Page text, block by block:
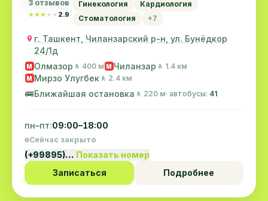
3 отзывов
★★★★★
★★★★★ 2.9
Гинекология
Кардиология
Стоматология
+7
г. Ташкент, Чиланзарский р-н, ул. Бунёдкор
24/1д
M Олмазор 🚶 400 м M Чиланзар 🚶 1.4 км
M Мирзо Улугбек 🚶 2.4 км
🚌Ближайшая остановка 🚶 220 м· автобусы: 41
пн–пт:09:00–18:00
Сейчас закрыто
(+99895)… Показать номер
Записаться
Подробнее